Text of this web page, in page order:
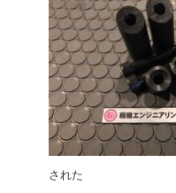
された